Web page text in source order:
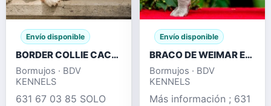
Envío disponible
BORDER COLLIE CACHORROS , TRICOLOR MERLE
Bormujos · BDV
KENNELS
631 67 03 85 SOLO
Envío disponible
BRACO DE WEIMAR EXCELENTES CACHORROS
Bormujos · BDV
KENNELS
Más información ; 631